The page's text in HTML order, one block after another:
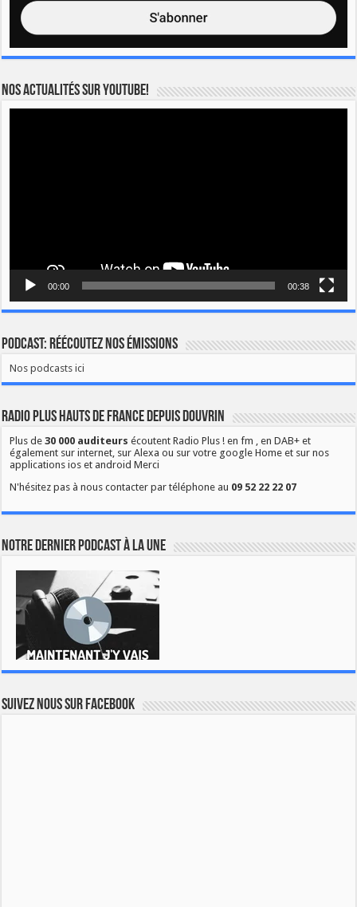
Nos actualités sur YOUTUBE!
00:00 00:38
Podcast: Réécoutez nos émissions
Nos podcasts ici
Radio Plus Hauts de France depuis Douvrin
Plus de30 000 auditeurs écoutent Radio Plus ! en fm , en DAB+ et
également sur internet, sur Alexa ou sur votre google Home et sur nos
applications ios et android Merci
N'hésitez pas à nous contacter par téléphone au 09 52 22 22 07
Notre dernier podcast à la une
Suivez nous sur Facebook